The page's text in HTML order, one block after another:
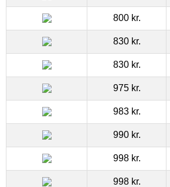
800 kr.
830 kr.
830 kr.
975 kr.
983 kr.
990 kr.
998 kr.
998 kr.